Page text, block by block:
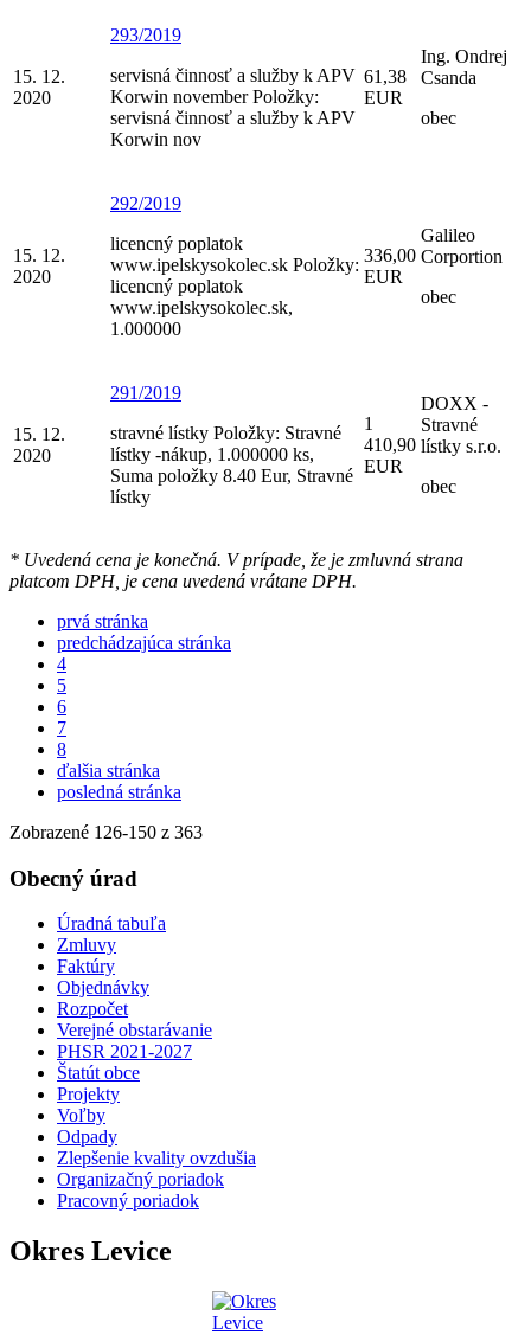
15. 12.
2020
293/2019
servisná činnosť a služby k APV
Korwin november Položky:
servisná činnosť a služby k APV
Korwin nov
61,38
EUR
Ing. Ondrej
Csanda
obec
15. 12.
2020
292/2019
licencný poplatok
www.ipelskysokolec.sk Položky:
licencný poplatok
www.ipelskysokolec.sk,
1.000000
336,00
EUR
Galileo
Corportion
obec
15. 12.
2020
291/2019
stravné lístky Položky: Stravné
lístky -nákup, 1.000000 ks,
Suma položky 8.40 Eur, Stravné
lístky
1
410,90
EUR
DOXX -
Stravné
lístky s.r.o.
obec
* Uvedená cena je konečná. V prípade, že je zmluvná strana
platcom DPH, je cena uvedená vrátane DPH.
prvá stránka
predchádzajúca stránka
4
5
6
7
8
ďalšia stránka
posledná stránka
Zobrazené 126-150 z 363
Obecný úrad
Úradná tabuľa
Zmluvy
Faktúry
Objednávky
Rozpočet
Verejné obstarávanie
PHSR 2021-2027
Štatút obce
Projekty
Voľby
Odpady
Zlepšenie kvality ovzdušia
Organizačný poriadok
Pracovný poriadok
Okres Levice